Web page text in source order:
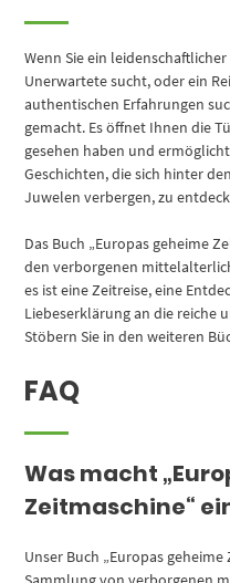
Wenn Sie ein
Unerwartete sucht, oder ein
authentischen Erfahrungen
gemacht. Es öffnet Ihnen die
gesehen haben und
Geschichten, die sich hinter
Juwelen verbergen, zu
Das Buch „Europas geheime
den verborgenen
es ist eine Zeitreise, eine
Liebeserklärung an die reiche
Stöbern Sie in den weiteren
FAQ
Was macht
Zeitmaschine“
Unser Buch „Europas